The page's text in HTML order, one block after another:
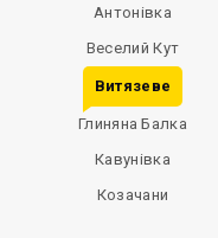
Антонівка
Веселий Кут
Витязеве
Глиняна Балка
Кавунівка
Козачани